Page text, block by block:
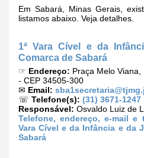
Em Sabará, Minas Gerais,
listamos abaixo. Veja detalhes.
1ª Vara Cível e da
Comarca de Sabará
☞ Endereço: Praça Melo
- CEP 34505-300
✉ Email:
☏ Telefone(s): (31) 3671-1247
Responsável: Osvaldo Luiz de
Telefone, endereço, e-mail
Vara Cível e da Infância e da
Sabará